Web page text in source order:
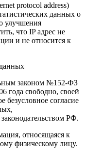
protocol address)
данных о
улучшения
что IP адрес не
и не относится к
законом №152-ФЗ
года свободно, своей
безусловное согласие
РФ.
относящаяся к
физическому лицу.